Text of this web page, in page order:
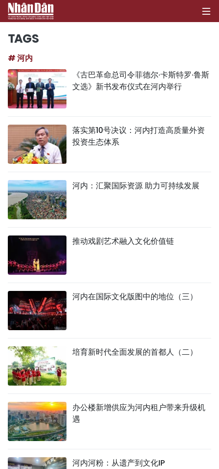
政治
社会
文化
史海
图表新闻
TAGS
# 河内
《古巴革命总司令菲德尔·卡斯特罗·鲁斯
文选》新书发布仪式在河内举行
落实第10号决议：河内打造高质量外资
投资生态体系
河内：汇聚国际资源 助力可持续发展
推动戏剧艺术融入文化价值链
河内在国际文化版图中的地位（三）
培育新时代全面发展的首都人（二）
办公楼新增供应为河内租户带来升级机
遇
河内河粉：从遗产到文化IP